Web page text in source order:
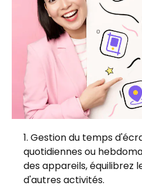
Gestion du temps
quotidiennes ou
des appareils, équilibrez
d'autres activités.